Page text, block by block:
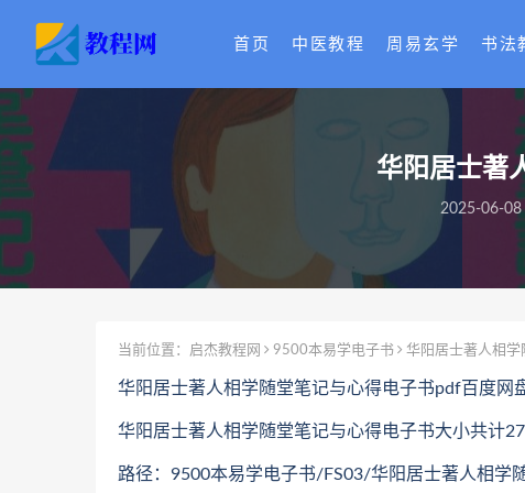
首页 中医教程 周易玄学 书法
华阳居士著
2025-06-08
当前位置： 启杰教程网 9500本易学电子书 华阳居士著人相
华阳居士著人相学随堂笔记与心得电子书pdf百度网
华阳居士著人相学随堂笔记与心得电子书大小共计
路径：9500本易学电子书/FS03/华阳居士著人相学